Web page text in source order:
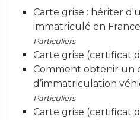
Carte grise : hériter
immatriculé en France
Particuliers
Carte grise (certificat
Comment obtenir un
d’immatriculation
Particuliers
Carte grise (certificat